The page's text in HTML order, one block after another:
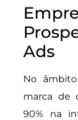
Ads
No
marca de
90% na